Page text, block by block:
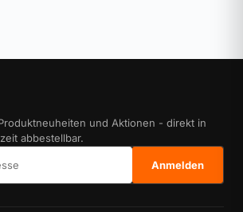
und Aktionen - direkt in
abbestellbar.
Anmelden